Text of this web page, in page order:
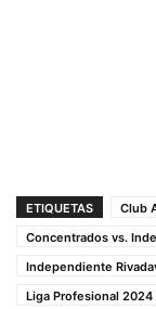
ETIQUETAS
Club
Concentrados vs.
Independiente
Liga Profesional 2024